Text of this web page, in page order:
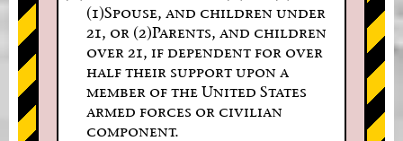
(1)Spouse, and children under
21, or (2)Parents, and children
over 21, if dependent for over
half their support upon a
member of the United States
armed forces or civilian
component.